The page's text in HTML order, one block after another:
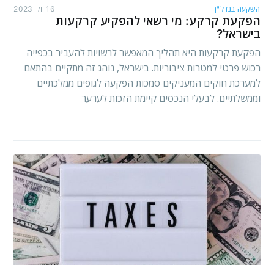
השקעה בנדל"ן 16 יולי 2023
הפקעת קרקע: מי רשאי להפקיע קרקעות
בישראל?
הפקעת קרקעות היא תהליך המאפשר לרשויות להעביר בכפייה
רכוש פרטי למטרות ציבוריות. בישראל, נוהג זה מתקיים בהתאם
למערכת חוקים המעניקים סמכות הפקעה לגופים ממלכתיים
וממשלתיים. לבעלי הנכסים קיימת הזכות לערער